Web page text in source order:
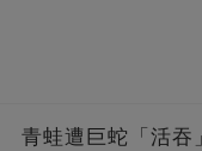
青蛙遭巨蛇「活吞